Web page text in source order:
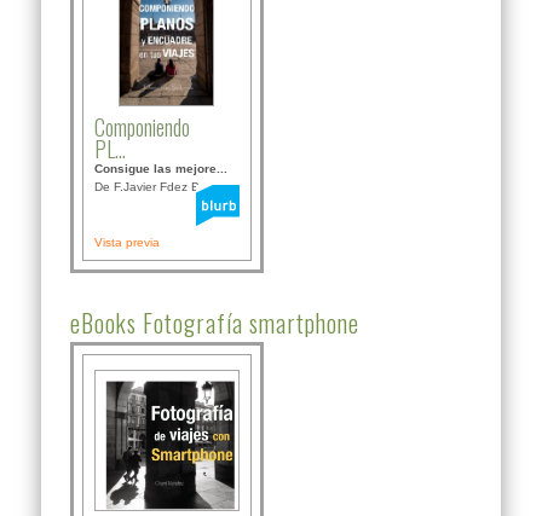
Componiendo
PL...
Consigue las mejore...
De F.Javier Fdez Bor...
Vista previa
eBooks Fotografía smartphone